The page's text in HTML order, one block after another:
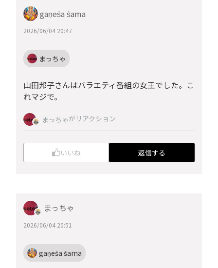
gaṇeśa śama
2026/06/04 20:47
まっちゃ
山田邦子さんはバラエティ番組の女王でした。こ
れマジで。
まっちゃがリアクション
いいね 返信する
まっちゃ
2026/06/04 20:51
gaṇeśa śama